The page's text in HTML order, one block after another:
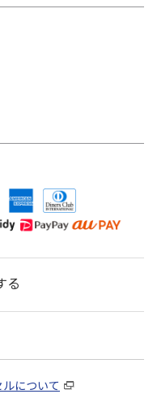
る
について